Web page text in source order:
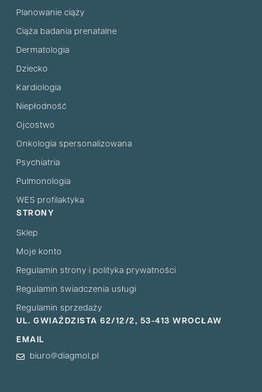
Planowanie ciąży
Ciąża badania prenatalne
Dermatologia
Dziecko
Kardiologia
Niepłodność
Ojcostwo
Onkologia spersonalizowana
Psychiatria
Pulmonologia
WES profilaktyka
STRONY
Sklep
Moje konto
Regulamin strony i polityka prywatności
Regulamin świadczenia usługi
Regulamin sprzedaży
UL. GWIAŹDZISTA 62/12/2, 53-413 WROCŁAW
EMAIL
biuro@diagmol.pl